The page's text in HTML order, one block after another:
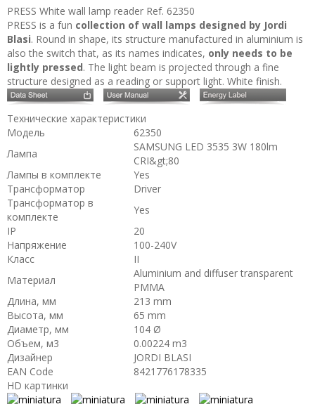
PRESS White wall lamp reader Ref. 62350
PRESS is a fun collection of wall lamps designed by Jordi
Blasi. Round in shape, its structure manufactured in aluminium is
also the switch that, as its names indicates, only needs to be
lightly pressed. The light beam is projected through a fine
structure designed as a reading or support light. White finish.
Технические характеристики
Модель
62350
Лампа
SAMSUNG LED 3535 3W 180lm
CRI&gt;80
Лампы в комплекте
Yes
Трансформатор
Driver
Трансформатор в
комплекте
Yes
IP
20
Напряжение
100-240V
Класс
II
Материал
Aluminium and diffuser transparent
PMMA
Длина, мм
213 mm
Высота, мм
65 mm
Диаметр, мм
104 Ø
Объем, м3
0.00224 m3
Дизайнер
JORDI BLASI
EAN Code
8421776178335
HD картинки